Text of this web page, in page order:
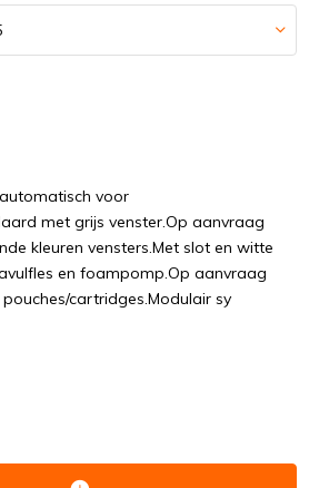
voor
met grijs venster.Op aanvraag
kleuren vensters.Met slot en witte
en foampomp.Op aanvraag
cartridges.Modulair sy